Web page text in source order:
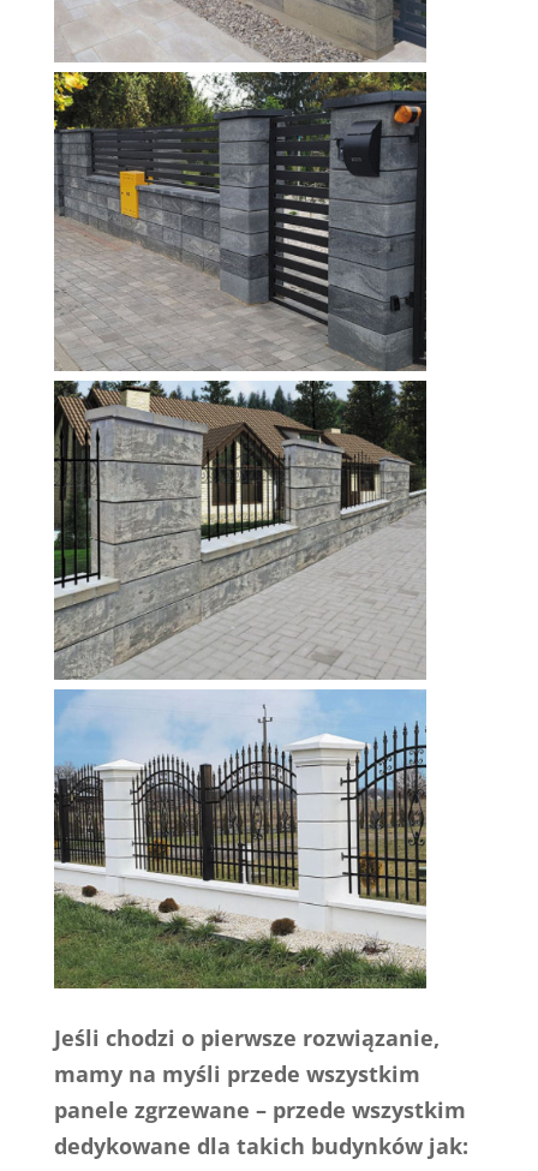
Jeśli chodzi o pierwsze rozwiązanie,
mamy na myśli przede wszystkim
panele zgrzewane – przede wszystkim
dedykowane dla takich budynków jak: